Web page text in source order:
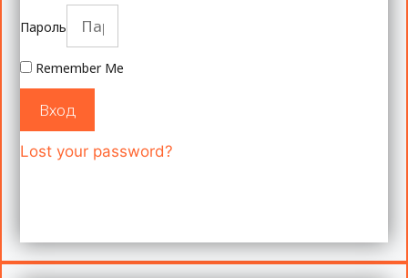
Пароль
Remember Me
Вход
Lost your password?